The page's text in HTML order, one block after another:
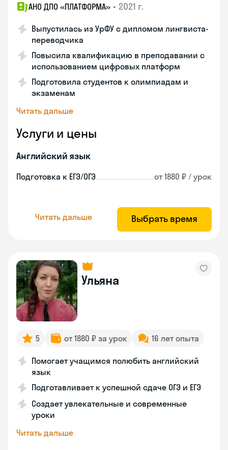
АНО ДПО «ПЛАТФОРМА» • 2021 г.
Выпустилась из УрФУ с дипломом лингвиста-
переводчика
Повысила квалификацию в преподавании с
использованием цифровых платформ
Подготовила студентов к олимпиадам и
экзаменам
Читать дальше
Услуги и цены
Английский язык
Подготовка к ЕГЭ/ОГЭ от 1880 ₽ / урок
Читать дальше Выбрать время
Ульяна
5 от 1880 ₽ за урок 16 лет опыта
Помогает учащимся полюбить английский
язык
Подготавливает к успешной сдаче ОГЭ и ЕГЭ
Создает увлекательные и современные
уроки
Читать дальше